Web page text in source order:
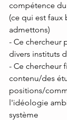
compétence
(ce qui est faux
admettons)
- Ce chercheur
divers instituts
- Ce chercheur
contenu/des
positions/
l'idéologie
système